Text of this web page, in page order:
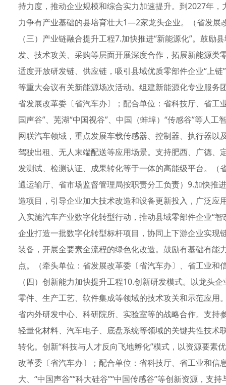
持力度，推动企业规模和综合实力加速提升。到2027年
力争有产业基础的县培育壮大1—2家龙头企业。（省发展
（三）产业链融合提升工程7.加快推进“新能源化”。鼓
发、技术攻关、采购等层面开展深度合作，拓展新能源
适度开放研发链、供应链，吸引县域优质零部件企业“上
等重大会议有关新能源场次活动。组建新能源化专业服务
省发展改革委〔省汽车办〕；配合单位：省科技厅、省工
国声谷”、芜湖“中国视谷”、中国（蚌埠）“传感谷”等人
网联汽车领域，重点发展车载传感器、控制器、执行器
驾驶出租、无人末端配送等应用场景。支持肥西、广德
发测试、检测认证、成果转化等于一体的高能级平台。
通运输厅、省市场监督管理局按职责分工负责）9.加快推
造项目，引导企业加大技术改造和设备更新投入，广泛
入实施汽车产业数字化转型行动，推动县域零部件企业“
企业打造一批数字化转型标杆项目，协同上下游企业实
装备，开展全要素全流程的绿色化改造。鼓励有基础有
点。（牵头单位：省发展改革委〔省汽车办〕、省工业
（四）创新能力加快提升工程10.创新研发模式。以龙头
零件、生产工艺、软件集成等领域的技术攻关和示范应
省内外研发中心、科研院所、实验室等的战略合作。支
轻量化材料、汽车电子、底盘系统等领域的关键共性技
转化。创新“科技与人才反向飞地孵化”模式，以资源要素
改革委〔省汽车办〕；配合单位：省科技厅、省工业和
大、“中国声谷”“科大硅谷”“中国传感谷”等创新资源，支